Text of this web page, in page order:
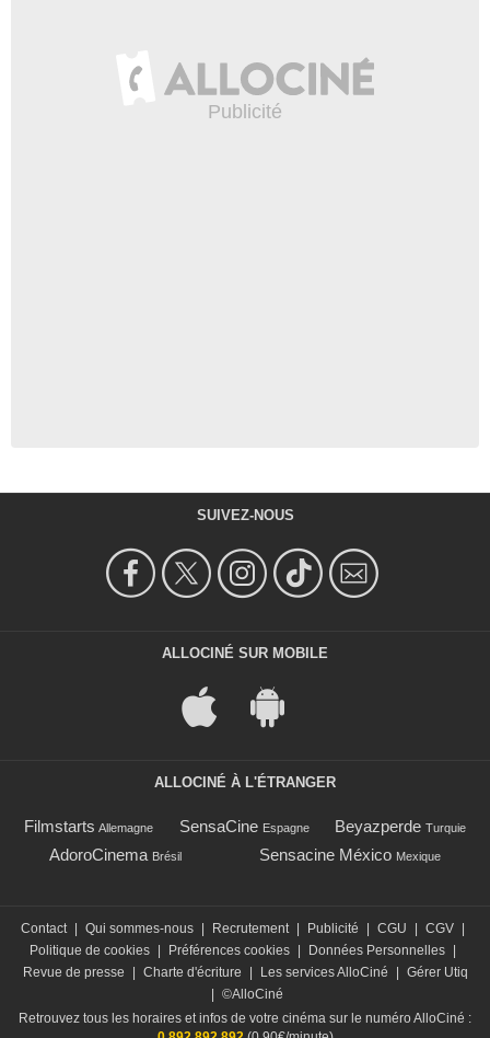
SUIVEZ-NOUS
ALLOCINÉ SUR MOBILE
ALLOCINÉ À L'ÉTRANGER
Filmstarts Allemagne SensaCine Espagne Beyazperde Turquie
AdoroCinema Brésil Sensacine México Mexique
Contact | Qui sommes-nous | Recrutement | Publicité | CGU | CGV |
Politique de cookies | Préférences cookies | Données Personnelles |
Revue de presse
| Charte d'écriture | Les services AlloCiné | Gérer Utiq
| ©AlloCiné
Retrouvez tous les horaires et infos de votre cinéma sur le numéro AlloCiné :